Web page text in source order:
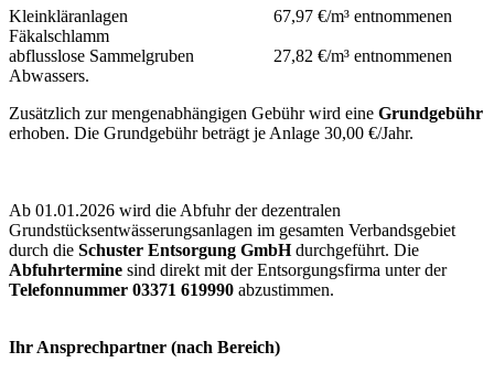
Kleinkläranlagen 67,97 €/m³ entnommenen
Fäkalschlamm
abflusslose Sammelgruben 27,82 €/m³ entnommenen
Abwassers.
Zusätzlich zur mengenabhängigen Gebühr wird eine Grundgebühr
erhoben. Die Grundgebühr beträgt je Anlage 30,00 €/Jahr.
Ab 01.01.2026 wird die Abfuhr der dezentralen
Grundstücksentwässerungsanlagen im gesamten Verbandsgebiet
durch die Schuster Entsorgung GmbHdurchgeführt. Die
Abfuhrtermine sind direkt mit der Entsorgungsfirma unter der
Telefonnummer 03371 619990 abzustimmen.
Ihr Ansprechpartner (nach Bereich)